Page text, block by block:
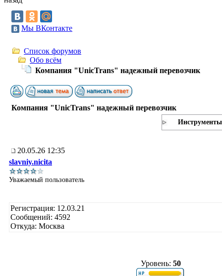
Мы ВКонтакте
Список форумов
Обо всём
Компания "UnicTrans" надежный перевозчик
Компания "UnicTrans" надежный перевозчик
Инструменты
20.05.26 12:35
slavniy.nicita
Уважаемый пользователь
Регистрация: 12.03.21
Сообщений: 4592
Откуда: Москва
Уровень: 50